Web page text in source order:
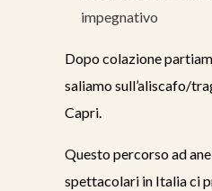
impegnativo
Dopo colazione
saliamo sull’aliscafo/
Capri.
Questo percorso ad
spettacolari in Italia ci